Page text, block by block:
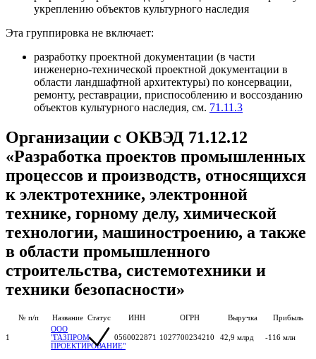
укреплению объектов культурного наследия
Эта группировка не включает:
разработку проектной документации (в части
инженерно-технической проектной документации в
области ландшафтной архитектуры) по консервации,
ремонту, реставрации, приспособлению и воссозданию
объектов культурного наследия, см. 71.11.3
Организации с ОКВЭД 71.12.12
«Разработка проектов промышленных
процессов и производств, относящихся
к электротехнике, электронной
технике, горному делу, химической
технологии, машиностроению, а также
в области промышленного
строительства, системотехники и
техники безопасности»
№ п/п Название Статус ИНН ОГРН Выручка Прибыль
1
ООО
"ГАЗПРОМ
ПРОЕКТИРОВАНИЕ"
0560022871 1027700234210 42,9 млрд -116 млн